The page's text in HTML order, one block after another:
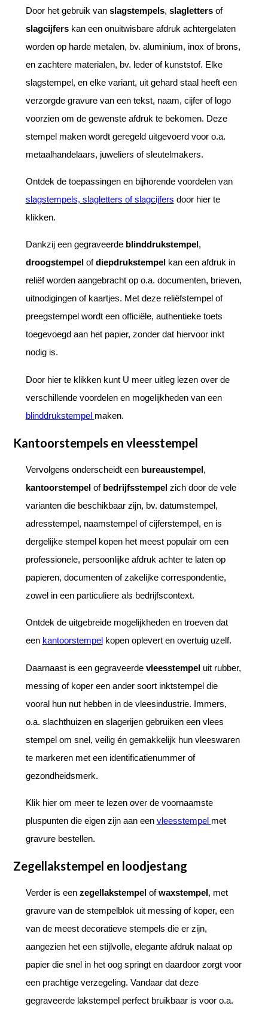
Door het gebruik van slagstempels, slagletters of
slagcijfers kan een onuitwisbare afdruk achtergelaten
worden op harde metalen, bv. aluminium, inox of brons,
en zachtere materialen, bv. leder of kunststof. Elke
slagstempel, en elke variant, uit gehard staal heeft een
verzorgde gravure van een tekst, naam, cijfer of logo
voorzien om de gewenste afdruk te bekomen. Deze
stempel maken wordt geregeld uitgevoerd voor o.a.
metaalhandelaars, juweliers of sleutelmakers.
Ontdek de toepassingen en bijhorende voordelen van
slagstempels, slagletters of slagcijfers door hier te
klikken.
Dankzij een gegraveerde blinddrukstempel,
droogstempel ofdiepdrukstempel kan een afdruk in
reliëf worden aangebracht op o.a. documenten, brieven,
uitnodigingen of kaartjes. Met deze reliëfstempel of
preegstempel wordt een officiële, authentieke toets
toegevoegd aan het papier, zonder dat hiervoor inkt
nodig is.
Door hier te klikken kunt U meer uitleg lezen over de
verschillende voordelen en mogelijkheden van een
blinddrukstempel maken.
Kantoorstempels en vleesstempel
Vervolgens onderscheidt een bureaustempel,
kantoorstempelof bedrijfsstempel zich door de vele
varianten die beschikbaar zijn, bv. datumstempel,
adresstempel, naamstempel of cijferstempel, en is
dergelijke stempel kopen het meest populair om een
professionele, persoonlijke afdruk achter te laten op
papieren, documenten of zakelijke correspondentie,
zowel in een particuliere als bedrijfscontext.
Ontdek de uitgebreide mogelijkheden en troeven dat
een kantoorstempelkopen oplevert en overtuig uzelf.
Daarnaast is een gegraveerde vleesstempel uit rubber,
messing of koper een ander soort inktstempel die
vooral hun nut hebben in de vleesindustrie. Immers,
o.a. slachthuizen en slagerijen gebruiken een vlees
stempel om snel, veilig én gemakkelijk hun vleeswaren
te markeren met een identificatienummer of
gezondheidsmerk.
Klik hier om meer te lezen over de voornaamste
pluspunten die eigen zijn aan een vleesstempel met
gravure bestellen.
Zegellakstempel en loodjestang
Verder is een zegellakstempel ofwaxstempel, met
gravure van de stempelblok uit messing of koper, een
van de meest decoratieve stempels die er zijn,
aangezien het een stijlvolle, elegante afdruk nalaat op
papier die snel in het oog springt en daardoor zorgt voor
een prachtige verzegeling. Vandaar dat deze
gegraveerde lakstempel perfect bruikbaar is voor o.a.